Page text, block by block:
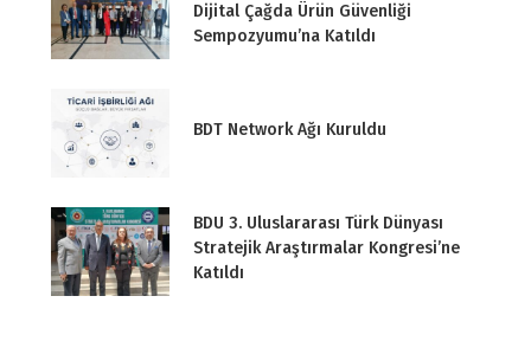
Dijital Çağda Ürün Güvenliği
Sempozyumu’na Katıldı
BDT Network Ağı Kuruldu
BDU 3. Uluslararası Türk Dünyası
Stratejik Araştırmalar Kongresi’ne
Katıldı